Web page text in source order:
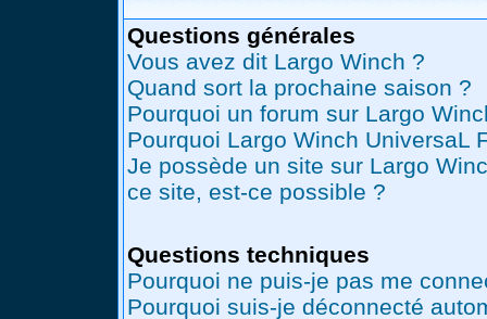
Questions générales
Vous avez dit Largo Winch ?
Quand sort la prochaine saison ?
Pourquoi un forum sur Largo
Pourquoi Largo Winch UniversaL
Je possède un site sur Largo
ce site, est-ce possible ?
Questions techniques
Pourquoi ne puis-je pas me
Pourquoi suis-je déconnecté